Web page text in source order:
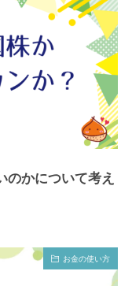
のかについて考え
お金の使い方